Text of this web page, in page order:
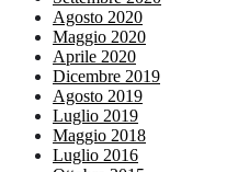
Agosto 2020
Maggio 2020
Aprile 2020
Dicembre 2019
Agosto 2019
Luglio 2019
Maggio 2018
Luglio 2016